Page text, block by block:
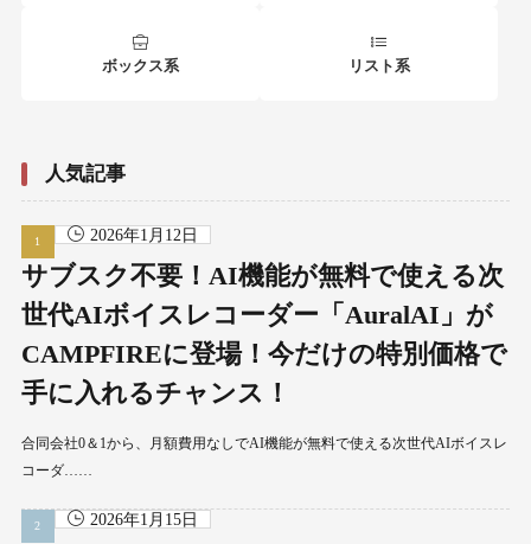
ボックス系 リスト系
人気記事
2026年1月12日
サブスク不要！AI機能が無料で使える次
世代AIボイスレコーダー「AuralAI」が
CAMPFIREに登場！今だけの特別価格で
手に入れるチャンス！
合同会社0＆1から、月額費用なしでAI機能が無料で使える次世代AIボイスレ
コーダ……
2026年1月15日